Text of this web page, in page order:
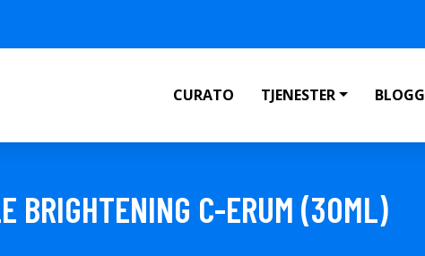
CURATO TJENESTER BLOGG
BRIGHTENING C-ERUM (30ML)